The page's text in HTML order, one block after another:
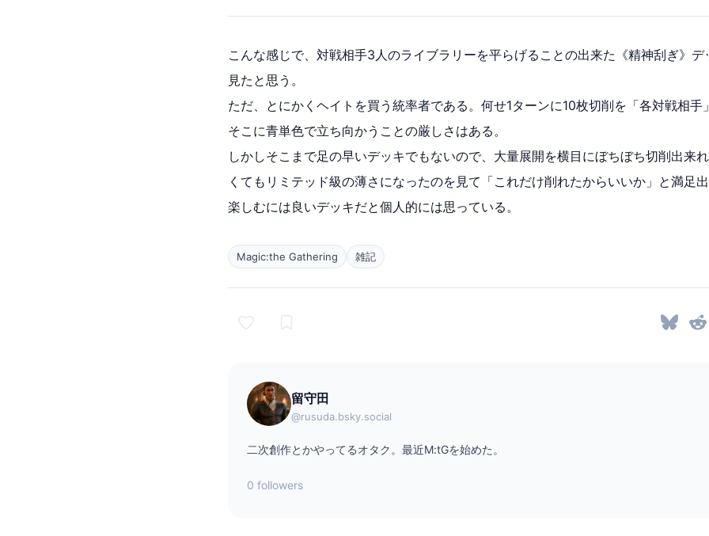
こんな感じで、対戦相手3人のライブラリーを平らげることの出来た《精神刮ぎ》
見たと思う。
ただ、とにかくヘイトを買う統率者である。何せ1ターンに10枚切削を「各対戦相
そこに青単色で立ち向かうことの厳しさはある。
しかしそこまで足の早いデッキでもないので、大量展開を横目にぼちぼち切削出来
くてもリミテッド級の薄さになったのを見て「これだけ削れたからいいか」と満足出
楽しむには良いデッキだと個人的には思っている。
Magic:the Gathering 雑記
留守田
@rusuda.bsky.social
二次創作とかやってるオタク。最近M:tGを始めた。
0 followers